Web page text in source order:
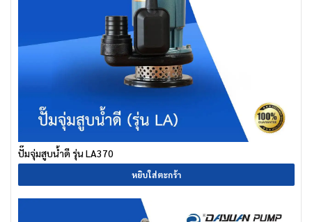
ปั๊มจุ่มสูบน้ำดี รุ่น LA370
หยิบใส่ตะกร้า